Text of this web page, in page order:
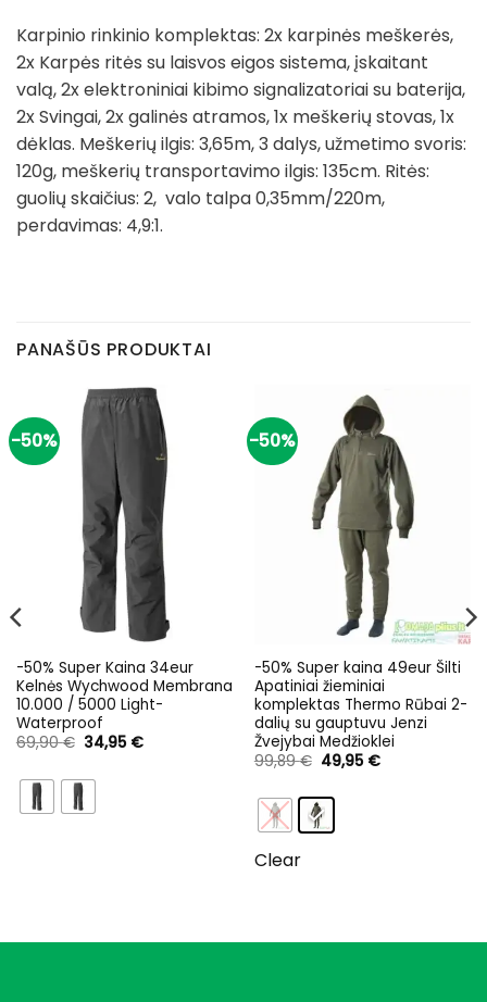
Karpinio rinkinio komplektas: 2x karpinės meškerės,
2x Karpės ritės su laisvos eigos sistema, įskaitant
valą, 2x elektroniniai kibimo signalizatoriai su baterija,
2x Svingai, 2x galinės atramos, 1x meškerių stovas, 1x
dėklas. Meškerių ilgis: 3,65m, 3 dalys, užmetimo svoris:
120g, meškerių transportavimo ilgis: 135cm. Ritės:
guolių skaičius: 2, valo talpa 0,35mm/220m,
perdavimas: 4,9:1.
PANAŠŪS PRODUKTAI
-50%
-50% Super Kaina 34eur
Kelnės Wychwood Membrana
10.000 / 5000 Light-
Waterproof
69,90€ Original
price
69,90 €.
34,95 €Current
-50%
-50% Super kaina 49eur Šilti
Apatiniai žieminiai
komplektas Thermo Rūbai 2-
dalių su gauptuvu Jenzi
Žvejybai Medžioklei
99,89€ Original
price
99,89 €.
49,95 €Current
Clear